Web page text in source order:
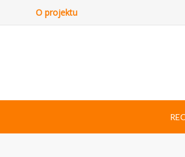
O projektu